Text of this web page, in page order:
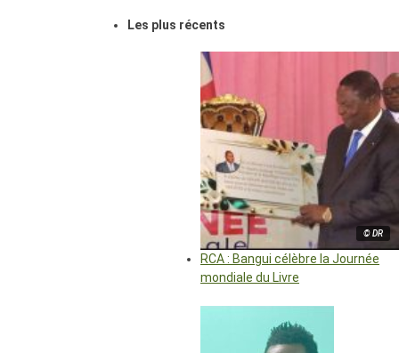
Les plus récents
© DR
RCA : Bangui célèbre la Journée
mondiale du Livre